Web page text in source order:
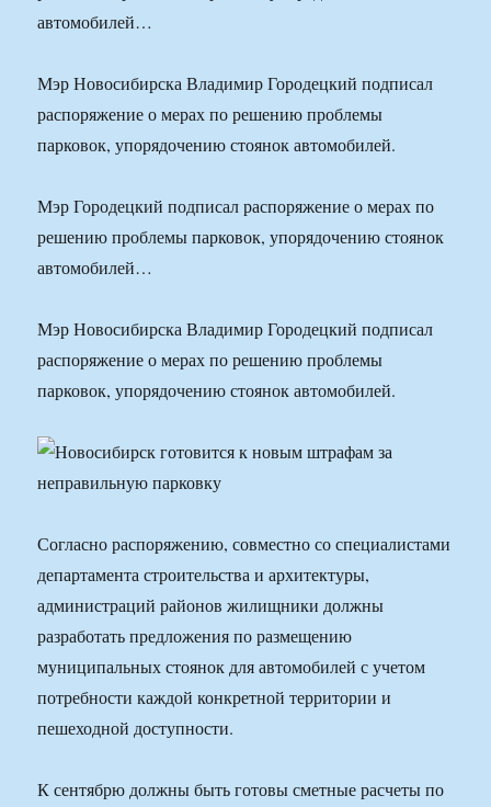
автомобилей…
Мэр Новосибирска Владимир Городецкий подписал
распоряжение о мерах по решению проблемы
парковок, упорядочению стоянок автомобилей.
Мэр Городецкий подписал распоряжение о мерах по
решению проблемы парковок, упорядочению стоянок
автомобилей…
Мэр Новосибирска Владимир Городецкий подписал
распоряжение о мерах по решению проблемы
парковок, упорядочению стоянок автомобилей.
Согласно распоряжению, совместно со специалистами
департамента строительства и архитектуры,
администраций районов жилищники должны
разработать предложения по размещению
муниципальных стоянок для автомобилей с учетом
потребности каждой конкретной территории и
пешеходной доступности.
К сентябрю должны быть готовы сметные расчеты по